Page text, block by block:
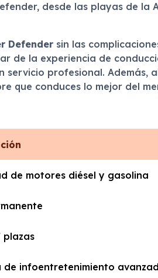
desde las playas de la
Defendersin las
de la experiencia de
profesional. Además,
que conduces lo mejor del
de motores diésel y gasolina
plazas
de infoentretenimiento